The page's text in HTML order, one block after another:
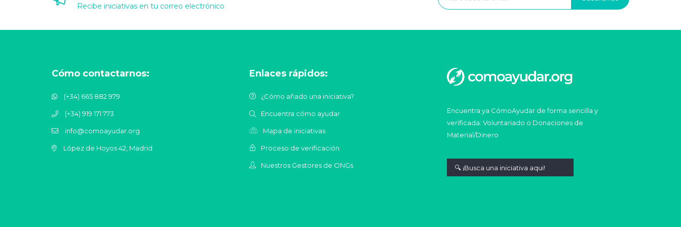
Recibe iniciativas en tu correo electrónico
Cómo contactarnos:
(+34) 665 882 979
(+34) 919 171 773
info@comoayudar.org
López de Hoyos 42, Madrid
Enlaces rápidos:
¿Cómo añado una iniciativa?
Encuentra cómo ayudar
Mapa de iniciativas
Proceso de verificación
Nuestros Gestores de ONGs
Encuentra ya CómoAyudar de forma sencilla y
verificada: Voluntariado o Donaciones de
Material/Dinero